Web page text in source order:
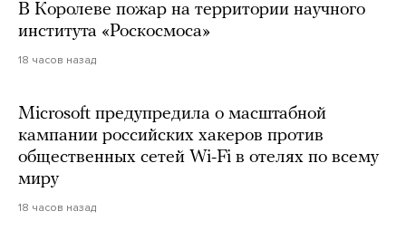
В Королеве пожар на территории научного
института «Роскосмоса»
18 часов назад
Microsoft предупредила о масштабной
кампании российских хакеров против
общественных сетей Wi-Fi в отелях по всему
миру
18 часов назад